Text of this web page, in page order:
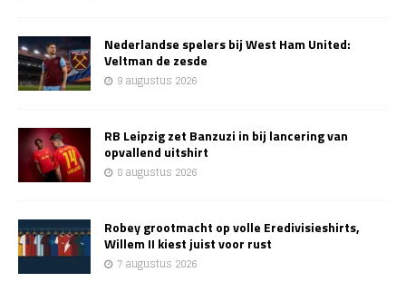
Nederlandse spelers bij West Ham United:
Veltman de zesde
9 augustus 2026
RB Leipzig zet Banzuzi in bij lancering van
opvallend uitshirt
8 augustus 2026
Robey grootmacht op volle Eredivisieshirts,
Willem II kiest juist voor rust
7 augustus 2026